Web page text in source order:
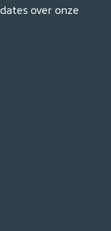
over onze